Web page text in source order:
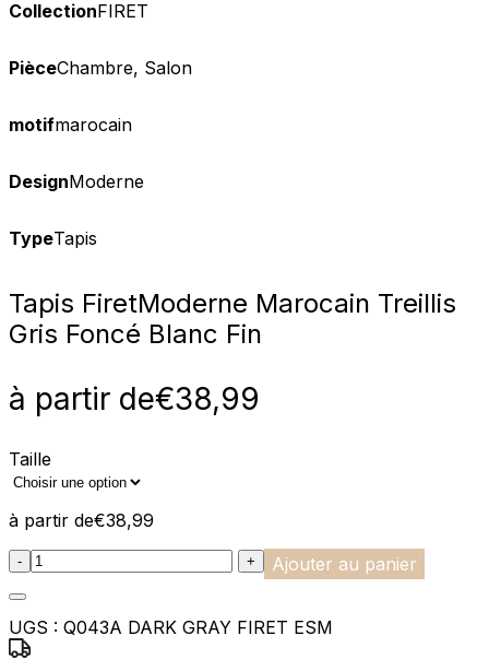
CollectionFIRET
PièceChambre, Salon
motifmarocain
DesignModerne
TypeTapis
Tapis FiretModerne Marocain Treillis
Gris Foncé Blanc Fin
à partir de€38,99
Taille
à partir de€38,99
:product_name quantity
- + Ajouter au panier
UGS : Q043A DARK GRAY FIRET ESM